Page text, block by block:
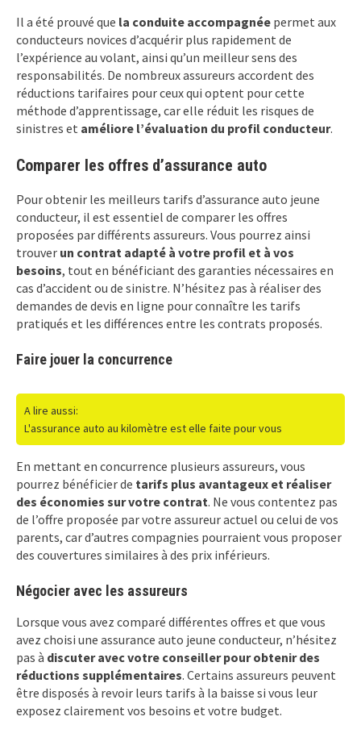
Il a été prouvé que la conduite accompagnée permet aux
conducteurs novices d’acquérir plus rapidement de
l’expérience au volant, ainsi qu’un meilleur sens des
responsabilités. De nombreux assureurs accordent des
réductions tarifaires pour ceux qui optent pour cette
méthode d’apprentissage, car elle réduit les risques de
sinistres et améliore l’évaluation du profil conducteur.
Comparer les offres d’assurance auto
Pour obtenir les meilleurs tarifs d’assurance auto jeune
conducteur, il est essentiel de comparer les offres
proposées par différents assureurs. Vous pourrez ainsi
trouver un contrat adapté à votre profil et à vos
besoins, tout en bénéficiant des garanties nécessaires en
cas d’accident ou de sinistre. N’hésitez pas à réaliser des
demandes de devis en ligne pour connaître les tarifs
pratiqués et les différences entre les contrats proposés.
Faire jouer la concurrence
A lire aussi:
L'assurance auto au kilomètre est elle faite pour vous
En mettant en concurrence plusieurs assureurs, vous
pourrez bénéficier de tarifs plus avantageux et réaliser
des économies sur votre contrat. Ne vous contentez pas
de l’offre proposée par votre assureur actuel ou celui de vos
parents, car d’autres compagnies pourraient vous proposer
des couvertures similaires à des prix inférieurs.
Négocier avec les assureurs
Lorsque vous avez comparé différentes offres et que vous
avez choisi une assurance auto jeune conducteur, n’hésitez
pas à discuter avec votre conseiller pour obtenir des
réductions supplémentaires. Certains assureurs peuvent
être disposés à revoir leurs tarifs à la baisse si vous leur
exposez clairement vos besoins et votre budget.